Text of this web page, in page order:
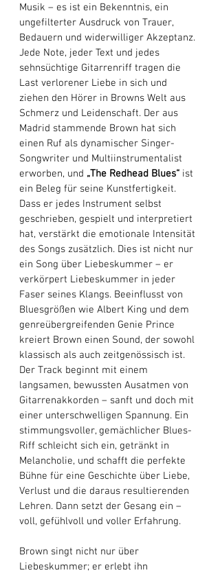
Musik – es ist ein Bekenntnis, ein
ungefilterter Ausdruck von Trauer,
Bedauern und widerwilliger Akzeptanz.
Jede Note, jeder Text und jedes
sehnsüchtige Gitarrenriff tragen die
Last verlorener Liebe in sich und
ziehen den Hörer in Browns Welt aus
Schmerz und Leidenschaft. Der aus
Madrid stammende Brown hat sich
einen Ruf als dynamischer Singer-
Songwriter und Multiinstrumentalist
erworben, und „The Redhead Blues“ ist
ein Beleg für seine Kunstfertigkeit.
Dass er jedes Instrument selbst
geschrieben, gespielt und interpretiert
hat, verstärkt die emotionale Intensität
des Songs zusätzlich. Dies ist nicht nur
ein Song über Liebeskummer – er
verkörpert Liebeskummer in jeder
Faser seines Klangs. Beeinflusst von
Bluesgrößen wie Albert King und dem
genreübergreifenden Genie Prince
kreiert Brown einen Sound, der sowohl
klassisch als auch zeitgenössisch ist.
Der Track beginnt mit einem
langsamen, bewussten Ausatmen von
Gitarrenakkorden – sanft und doch mit
einer unterschwelligen Spannung. Ein
stimmungsvoller, gemächlicher Blues-
Riff schleicht sich ein, getränkt in
Melancholie, und schafft die perfekte
Bühne für eine Geschichte über Liebe,
Verlust und die daraus resultierenden
Lehren. Dann setzt der Gesang ein –
voll, gefühlvoll und voller Erfahrung.
Brown singt nicht nur über
Liebeskummer; er erlebt ihn